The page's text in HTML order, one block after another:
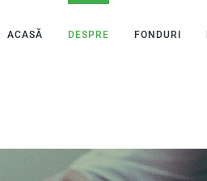
ACASĂ DESPRE FONDURI